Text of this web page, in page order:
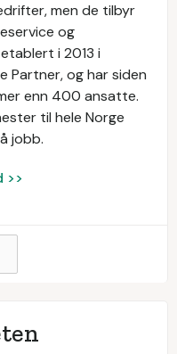
men de tilbyr
og
i 2013 i
Partner, og har siden
enn 400 ansatte.
til hele Norge
jobb.
>>